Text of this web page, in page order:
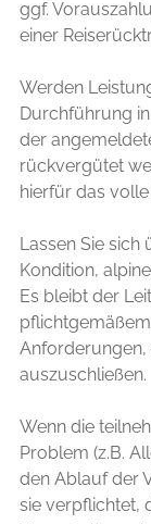
ggf.
einer
Werden
Durchführung
der
rückvergütet
hierfür das volle
Lassen Sie
Kondition,
Es bleibt der
Anforderungen,
auszuschließen.
Wenn die
Problem (z.B.
den Ablauf der
sie verpflichtet,